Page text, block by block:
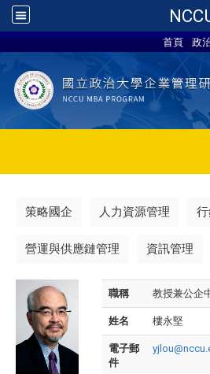
首頁 政
策略國企 人力資源管理
營運與供應鏈管理 資訊管理
職稱 教授兼公企
姓名 樓永堅
電子郵
件